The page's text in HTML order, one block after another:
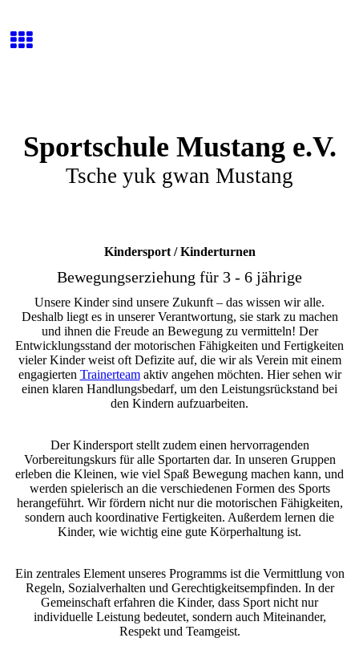
Sportschule Mustang e.V.
Tsche yuk gwan Mustang
Kindersport / Kinderturnen
Bewegungserziehung für 3 - 6 jährige
Unsere Kinder sind unsere Zukunft – das wissen wir alle.
Deshalb liegt es in unserer Verantwortung, sie stark zu machen
und ihnen die Freude an Bewegung zu vermitteln! Der
Entwicklungsstand der motorischen Fähigkeiten und Fertigkeiten
vieler Kinder weist oft Defizite auf, die wir als Verein mit einem
engagierten Trainerteamaktiv angehen möchten. Hier sehen wir
einen klaren Handlungsbedarf, um den Leistungsrückstand bei
den Kindern aufzuarbeiten.
Der Kindersport stellt zudem einen hervorragenden
Vorbereitungskurs für alle Sportarten dar. In unseren Gruppen
erleben die Kleinen, wie viel Spaß Bewegung machen kann, und
werden spielerisch an die verschiedenen Formen des Sports
herangeführt. Wir fördern nicht nur die motorischen Fähigkeiten,
sondern auch koordinative Fertigkeiten. Außerdem lernen die
Kinder, wie wichtig eine gute Körperhaltung ist.
Ein zentrales Element unseres Programms ist die Vermittlung von
Regeln, Sozialverhalten und Gerechtigkeitsempfinden. In der
Gemeinschaft erfahren die Kinder, dass Sport nicht nur
individuelle Leistung bedeutet, sondern auch Miteinander,
Respekt und Teamgeist.